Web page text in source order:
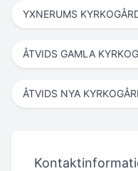
YXNERUMS
ÅTVIDS GAMLA
ÅTVIDS NYA